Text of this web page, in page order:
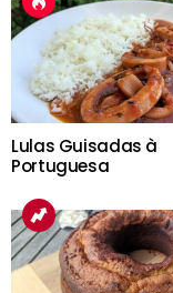
Lulas Guisadas à
Portuguesa